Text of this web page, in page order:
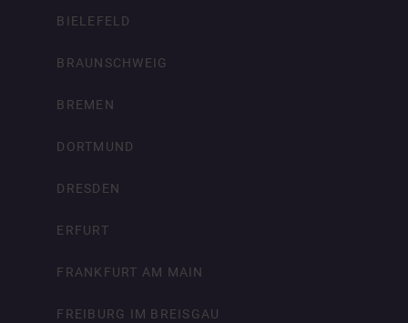
BIELEFELD
BRAUNSCHWEIG
BREMEN
DORTMUND
DRESDEN
ERFURT
FRANKFURT AM MAIN
FREIBURG IM BREISGAU